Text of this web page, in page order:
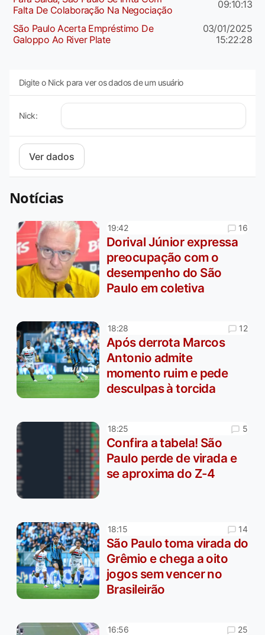
Falta De Colaboração Na Negociação
09:10:13
São Paulo Acerta Empréstimo De
Galoppo Ao River Plate
03/01/2025
15:22:28
Digite o Nick para ver os dados de um usuário
Nick:
Notícias
19:42 16
Dorival Júnior expressa
preocupação com o
desempenho do São
Paulo em coletiva
18:28 12
Após derrota Marcos
Antonio admite
momento ruim e pede
desculpas à torcida
18:25 5
Confira a tabela! São
Paulo perde de virada e
se aproxima do Z-4
18:15 14
São Paulo toma virada do
Grêmio e chega a oito
jogos sem vencer no
Brasileirão
16:56 25